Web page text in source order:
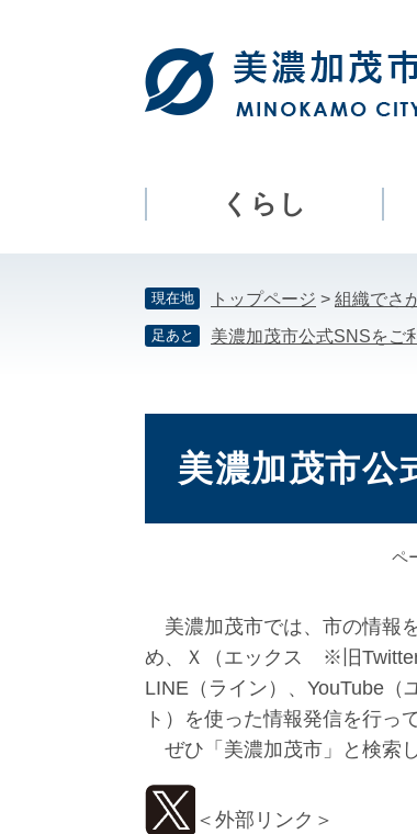
本
くらし
現在地 トップページ > 組織でさ
足あと 美濃加茂市公式SNSをご
美濃加茂市公
ペ
美濃加茂市では、市の情報
め、Ｘ（エックス ※旧Twitter
LINE（ライン）、YouTube（
ト）を使った情報発信を行っ
ぜひ「美濃加茂市」と検索
＜外部リンク＞